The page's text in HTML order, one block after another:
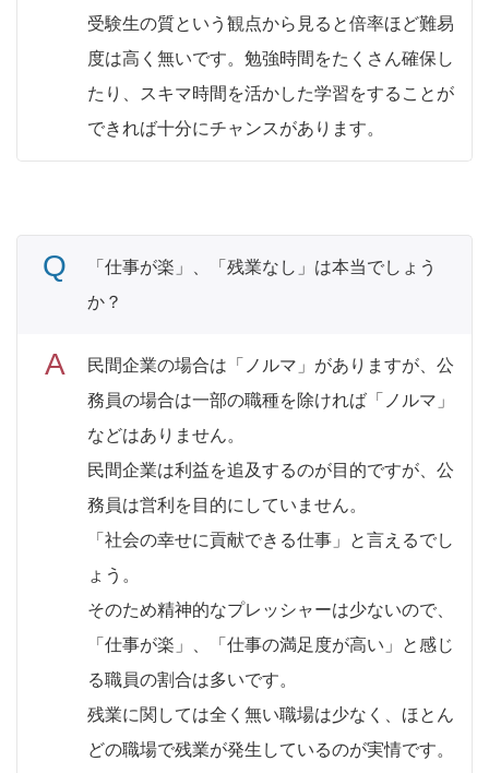
受験生の質という観点から見ると倍率ほど難易
度は高く無いです。勉強時間をたくさん確保し
たり、スキマ時間を活かした学習をすることが
できれば十分にチャンスがあります。
「仕事が楽」、「残業なし」は本当でしょう
か？
民間企業の場合は「ノルマ」がありますが、公
務員の場合は一部の職種を除ければ「ノルマ」
などはありません。
民間企業は利益を追及するのが目的ですが、公
務員は営利を目的にしていません。
「社会の幸せに貢献できる仕事」と言えるでし
ょう。
そのため精神的なプレッシャーは少ないので、
「仕事が楽」、「仕事の満足度が高い」と感じ
る職員の割合は多いです。
残業に関しては全く無い職場は少なく、ほとん
どの職場で残業が発生しているのが実情です。